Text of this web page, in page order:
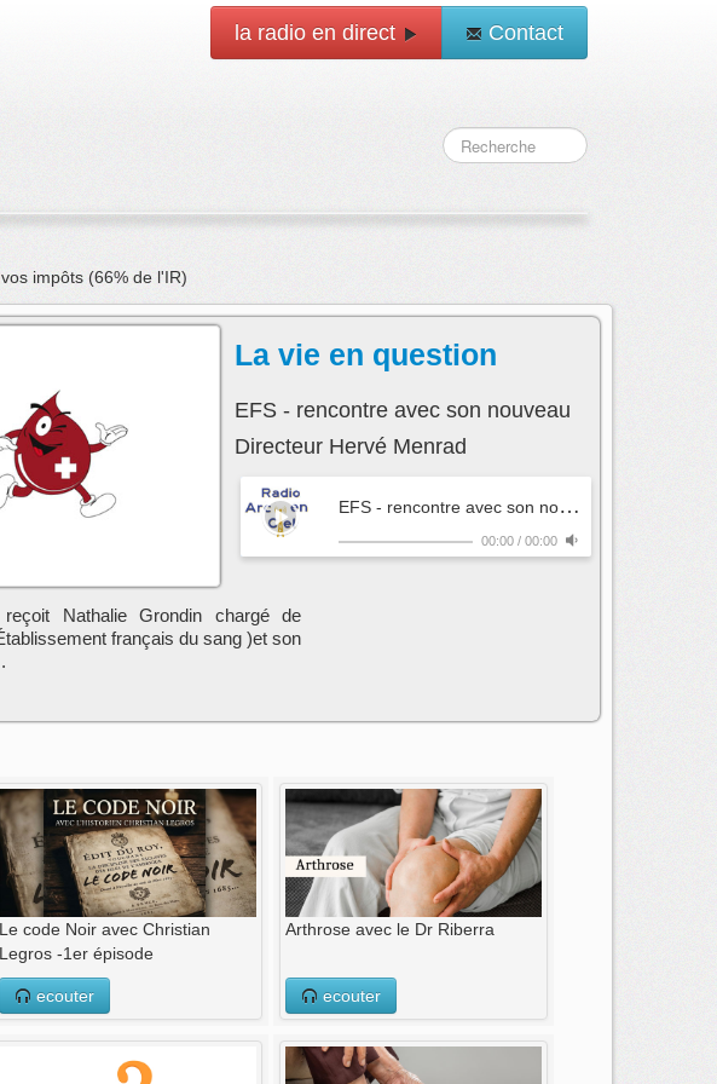
la radio en direct Contact
La vie en question
EFS - rencontre avec son nouveau
Directeur Hervé Menrad
E
FS - rencontre avec son nouveau Directeur Hervé Menrad
00:00/ 00:00
Nathalie Grondin chargé de
français du sang )et son
Le code Noir avec Christian
Legros -1er épisode
ecouter
Arthrose avec le Dr Riberra
ecouter